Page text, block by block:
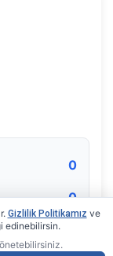
0
0
Gizlilik Politikamız ve
edinebilirsin.